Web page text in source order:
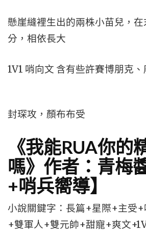
懸崖縫裡生出的兩株小苗兒，
分，相依長大
1V1 哨向文 含有些許賽博朋克
封琛攻，顏布布受
《我能RUA你的
嗎》作者：青梅
+哨兵嚮導】
小說關鍵字：長篇+星際+主受
+雙軍人+雙元帥+甜寵+爽文